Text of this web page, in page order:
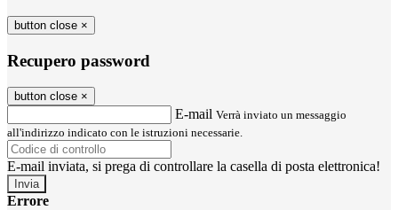
button close ×
Recupero password
button close ×
E-mail Verrà inviato un messaggio
all'indirizzo indicato con le istruzioni necessarie.
E-mail inviata, si prega di controllare la casella di posta elettronica!
Errore